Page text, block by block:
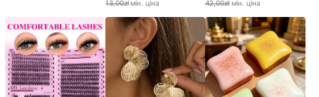
13,00złмін. ціна
42,00zł мін. ціна